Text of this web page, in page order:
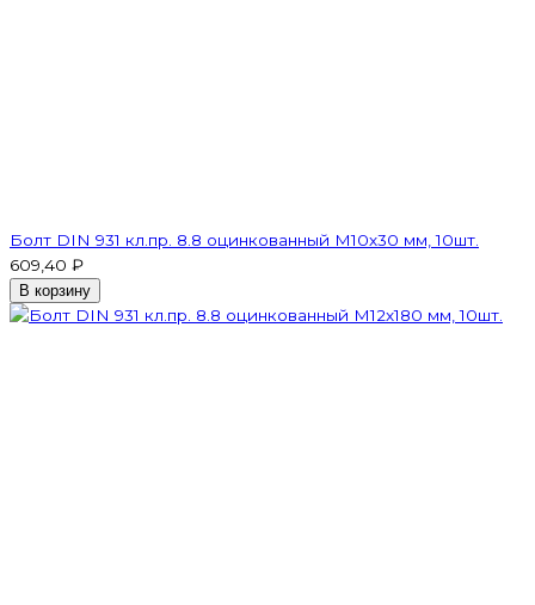
Болт DIN 931 кл.пр. 8.8 оцинкованный М10х30 мм, 10шт.
609,40 ₽
В корзину